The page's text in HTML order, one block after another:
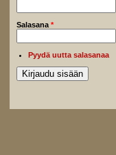
Salasana *
Pyydä uutta salasanaa